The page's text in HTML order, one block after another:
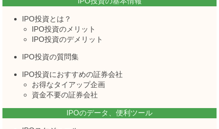
IPO投資とは？
IPO投資のメリット
IPO投資のデメリット
IPO投資の質問集
IPO投資におすすめの証券会社
お得なタイアップ企画
資金不要の証券会社
IPOのデータ、便利ツール